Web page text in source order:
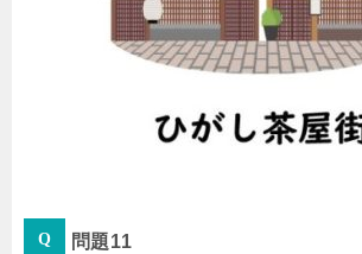
問題11